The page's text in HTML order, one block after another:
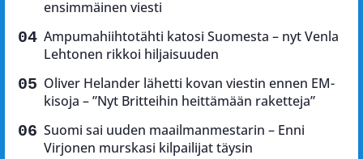
ensimmäinen viesti
Ampumahiihtotähti katosi Suomesta – nyt Venla
Lehtonen rikkoi hiljaisuuden
Oliver Helander lähetti kovan viestin ennen EM-
kisoja – ”Nyt Britteihin heittämään raketteja”
Suomi sai uuden maailmanmestarin – Enni
Virjonen murskasi kilpailijat täysin